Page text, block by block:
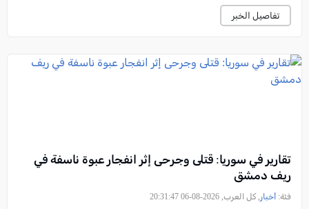
تفاصيل الخبر
تقارير في سوريا: قتلى وجرحى إثر انفجار عبوة ناسفة في
ريف دمشق
فئة: أخبار , كل العرب, 2026-08-06 20:31:47